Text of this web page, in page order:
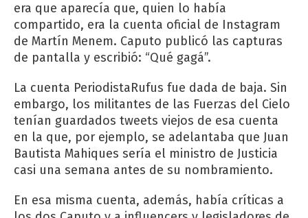
era que aparecía que, quien lo había
compartido, era la cuenta oficial de Instagram
de Martín Menem. Caputo publicó las capturas
de pantalla y escribió: “Qué gagá”.
La cuenta PeriodistaRufus fue dada de baja. Sin
embargo, los militantes de las Fuerzas del Cielo
tenían guardados tweets viejos de esa cuenta
en la que, por ejemplo, se adelantaba que Juan
Bautista Mahiques sería el ministro de Justicia
casi una semana antes de su nombramiento.
En esa misma cuenta, además, había críticas a